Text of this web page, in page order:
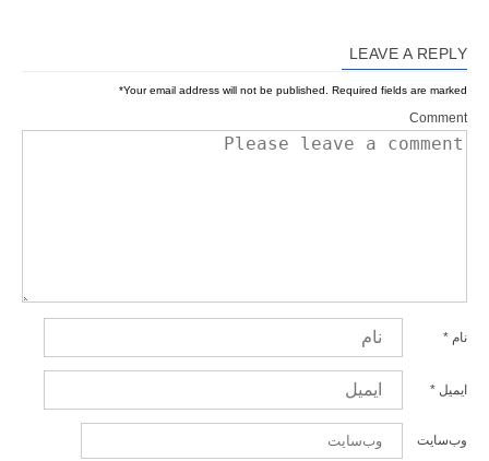
LEAVE A REPLY
Your email address will not be published. Required fields are marked
*
Comment
نام *
ایمیل *
وب‌سایت